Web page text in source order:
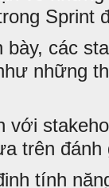
Sprint
các
những
với
trên đánh
tính